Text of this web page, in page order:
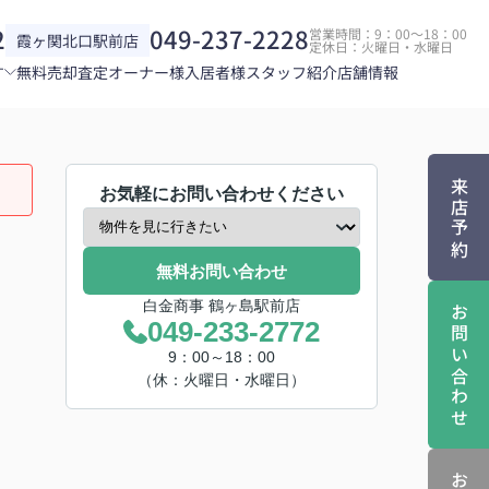
霞ヶ関北口駅前店 049-237-2228営業時間：9：00～18：00
定休日：火曜日・水曜日
無料売却査定オーナー様入居者様スタッフ紹介店舗情報
来店予約
お問い合わせ
お気軽にお問い合わせください
無料お問い合わせ
白金商事 鶴ヶ島駅前店
049-233-2772
9：00～18：00
（休：火曜日・水曜日）